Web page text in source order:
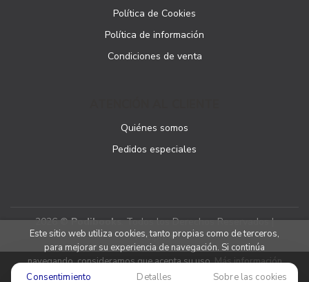
Política de Cookies
Política de información
Condiciones de venta
Quiénes somos
Pedidos especiales
2026 ©Podibooks. Todos los Derechos Reservados |
Podiprint
Este sitio web utiliza cookies, tanto propias como de terceros,
para mejorar su experiencia de navegación. Si continúa
navegando, consideramos que acepta su uso.Más información
Consentimiento
Detalles Sobre las cookies